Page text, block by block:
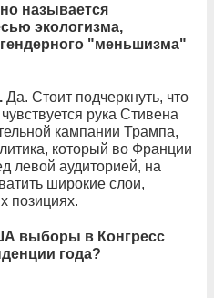
называется
экологизма,
"меньшизма"
Да. Стоит подчеркнуть, что
рука Стивена
кампании Трампа,
который во Франции
левой аудиторией, на
широкие слои,
позициях.
выборы в Конгресс
года?